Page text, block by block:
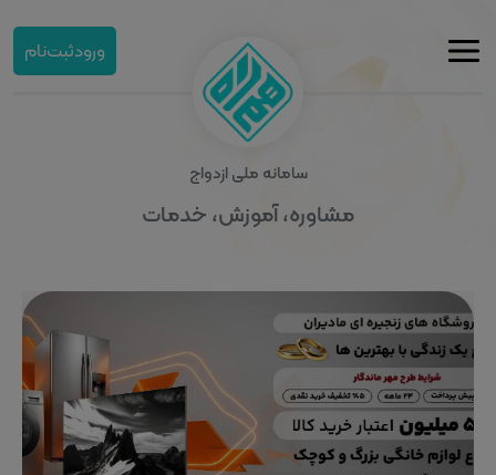
ورودثبت‌نام
سامانه ملی ازدواج
مشاوره، آموزش، خدمات